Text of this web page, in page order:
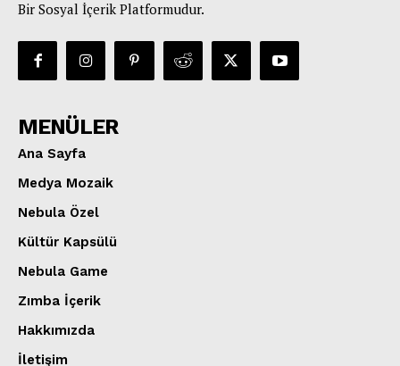
Bir Sosyal İçerik Platformudur.
MENÜLER
Ana Sayfa
Medya Mozaik
Nebula Özel
Kültür Kapsülü
Nebula Game
Zımba İçerik
Hakkımızda
İletişim